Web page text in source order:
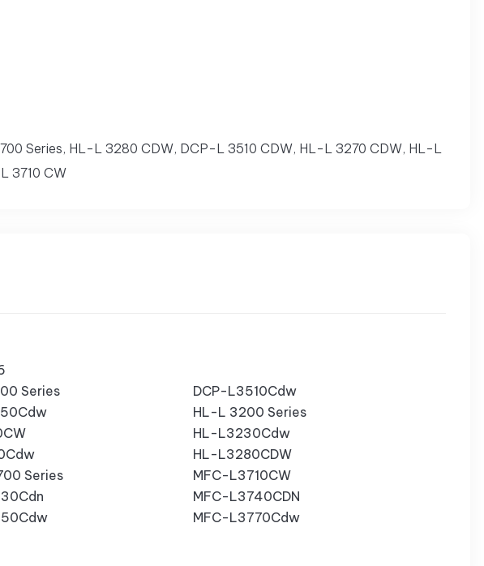
Series, HL-L 3280 CDW, DCP-L 3510 CDW, HL-L 3270 CDW, HL-L
3710 CW
Series
DCP-L3510Cdw
HL-L 3200 Series
HL-L3230Cdw
HL-L3280CDW
Series
MFC-L3710CW
MFC-L3740CDN
MFC-L3770Cdw